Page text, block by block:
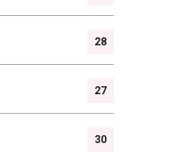
28
27
30